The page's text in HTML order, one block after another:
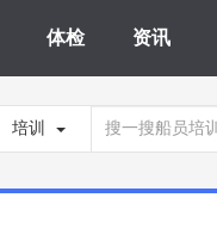
体检 资讯
培训